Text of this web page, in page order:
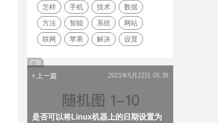
怎样 手机 技术 数据
方法 智能 系统 网站
联网 苹果 解决 设置
广告
上一篇
是否可以将Linux机器上的日期设置为
2021年5月22日 05:38